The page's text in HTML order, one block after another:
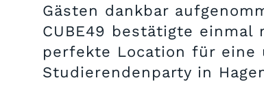
Gästen dankbar
CUBE49 bestätigte einmal
perfekte Location für eine
Studierendenparty in